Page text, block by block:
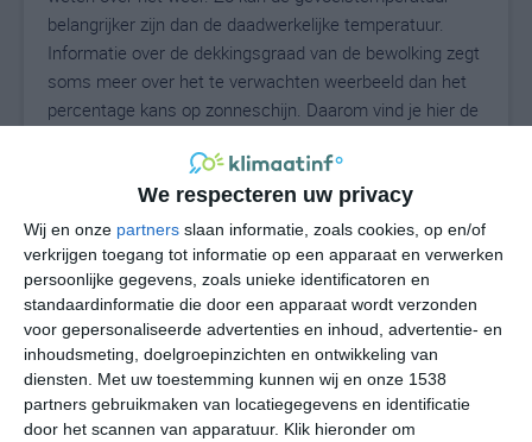
We respecteren uw privacy
Wij en onze partners slaan informatie, zoals cookies, op en/of
verkrijgen toegang tot informatie op een apparaat en verwerken
persoonlijke gegevens, zoals unieke identificatoren en
standaardinformatie die door een apparaat wordt verzonden
voor gepersonaliseerde advertenties en inhoud, advertentie- en
inhoudsmeting, doelgroepinzichten en ontwikkeling van
diensten.
Met uw toestemming kunnen wij en onze 1538
partners gebruikmaken van locatiegegevens en identificatie
door het scannen van apparatuur. Klik hieronder om
belangrijker zijn dan de daadwerkelijke temperatuur.
Informatie over de dekkingsgraad van de bewolking zegt
soms meer over het te verwachten weerbeeld dan het
percentage kans op zonneschijn. Daarom vind je hier de
29°C
vr za zo ma